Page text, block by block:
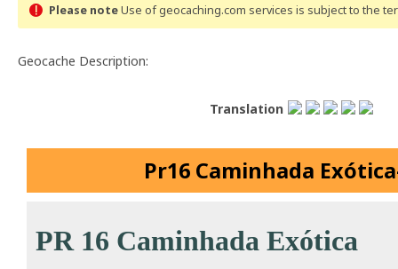
Please noteUse of geocaching.com services is subject to the
Geocache Description:
Translation
Pr16 Caminhada
PR 16 Caminhada Exótica